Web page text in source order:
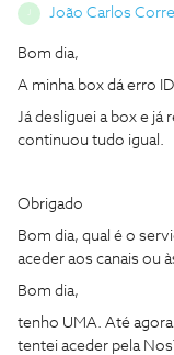
João Carlos
Bom dia,
A minha box dá erro
Já desliguei a box e já
continuou tudo igual.
Obrigado
Bom dia, qual é o
aceder aos canais ou
Bom dia,
tenho UMA. Até
tentei aceder pela